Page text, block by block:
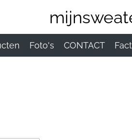
Foto's CONTACT